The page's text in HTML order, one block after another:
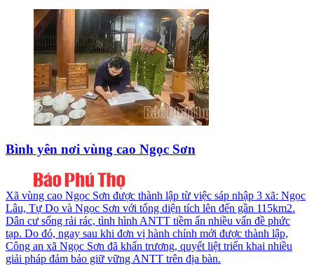
Bình yên nơi vùng cao Ngọc Sơn
Xã vùng cao Ngọc Sơn được thành lập từ việc sáp nhập 3 xã: Ngọc
Lâu, Tự Do và Ngọc Sơn với tổng diện tích lên đến gần 115km2.
Dân cư sống rải rác, tình hình ANTT tiềm ẩn nhiều vấn đề phức
tạp. Do đó, ngay sau khi đơn vị hành chính mới được thành lập,
Công an xã Ngọc Sơn đã khẩn trương, quyết liệt triển khai nhiều
giải pháp đảm bảo giữ vững ANTT trên địa bàn.